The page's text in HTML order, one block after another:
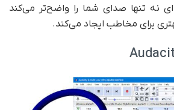
نه تنها صدای شما را واضح‌تر می‌کند
برای مخاطب ایجاد می‌کند.